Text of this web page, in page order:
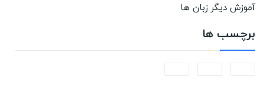
آموزش دیگر زبان ها
برچسب ها